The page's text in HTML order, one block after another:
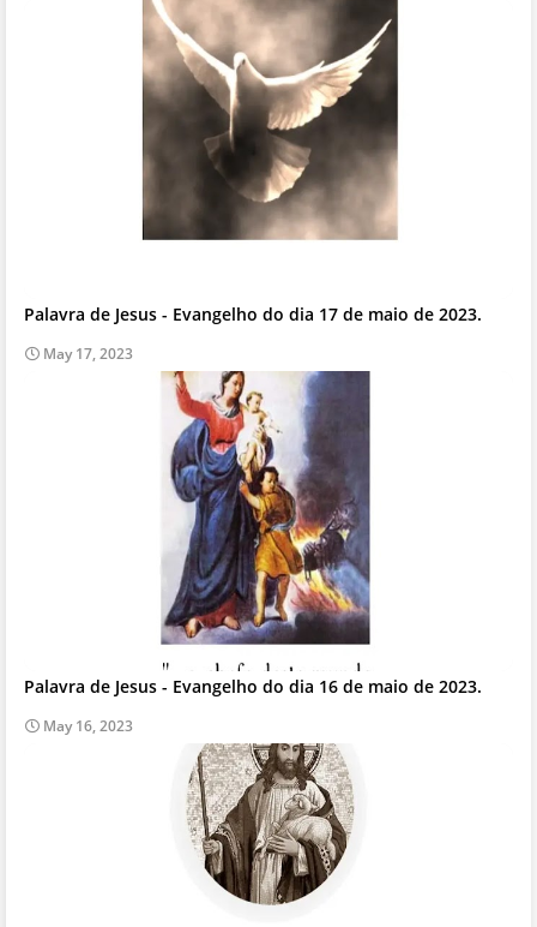
Palavra de Jesus - Evangelho do dia 17 de maio de 2023.
May 17, 2023
Palavra de Jesus - Evangelho do dia 16 de maio de 2023.
May 16, 2023